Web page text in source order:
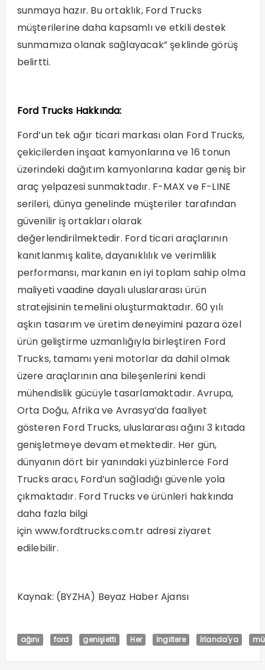
sunmaya hazır. Bu ortaklık, Ford Trucks
müşterilerine daha kapsamlı ve etkili destek
sunmamıza olanak sağlayacak” şeklinde görüş
belirtti.
Ford Trucks Hakkında:
Ford’un tek ağır ticari markası olan Ford Trucks,
çekicilerden inşaat kamyonlarına ve 16 tonun
üzerindeki dağıtım kamyonlarına kadar geniş bir
araç yelpazesi sunmaktadır. F-MAX ve F-LINE
serileri, dünya genelinde müşteriler tarafından
güvenilir iş ortakları olarak
değerlendirilmektedir. Ford ticari araçlarının
kanıtlanmış kalite, dayanıklılık ve verimlilik
performansı, markanın en iyi toplam sahip olma
maliyeti vaadine dayalı uluslararası ürün
stratejisinin temelini oluşturmaktadır. 60 yılı
aşkın tasarım ve üretim deneyimini pazara özel
ürün geliştirme uzmanlığıyla birleştiren Ford
Trucks, tamamı yeni motorlar da dahil olmak
üzere araçlarının ana bileşenlerini kendi
mühendislik gücüyle tasarlamaktadır. Avrupa,
Orta Doğu, Afrika ve Avrasya’da faaliyet
gösteren Ford Trucks, uluslararası ağını 3 kıtada
genişletmeye devam etmektedir. Her gün,
dünyanın dört bir yanındaki yüzbinlerce Ford
Trucks aracı, Ford’un sağladığı güvenle yola
çıkmaktadır. Ford Trucks ve ürünleri hakkında
daha fazla bilgi
için www.fordtrucks.com.tr adresi ziyaret
edilebilir.
Kaynak: (BYZHA) Beyaz Haber Ajansı
ağını ford genişletti Her İngiltere İrlanda'ya